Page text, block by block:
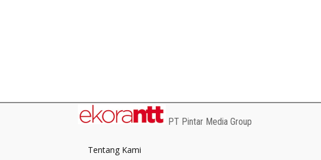
PT Pintar Media Group
Tentang Kami